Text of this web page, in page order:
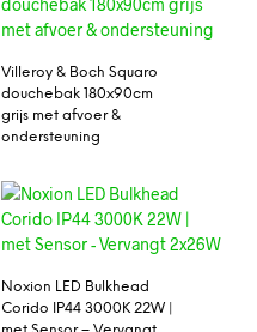
Villeroy & Boch Squaro
douchebak 180x90cm
grijs met afvoer &
ondersteuning
Noxion LED Bulkhead
Corido IP44 3000K 22W |